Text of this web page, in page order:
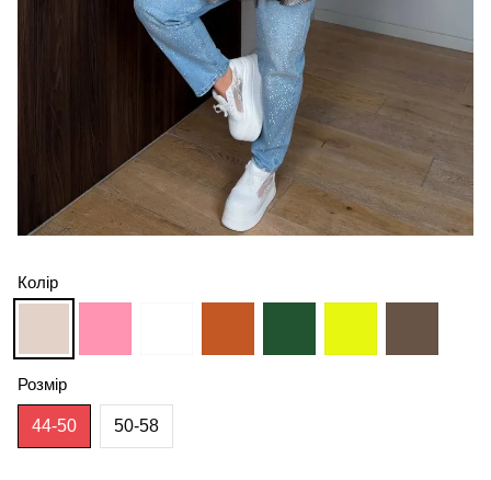
Колір
Розмір
44-50 50-58